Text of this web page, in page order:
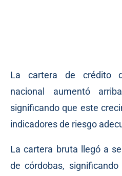
La cartera de crédito
nacional aumentó
significando que este
indicadores de riesgo
La cartera bruta llegó a
de córdobas,